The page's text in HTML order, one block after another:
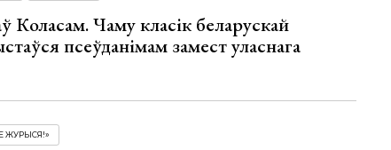
Коласам. Чаму класік беларускай
псеўданімам замест уласнага
ЖУРЫСЯ!»